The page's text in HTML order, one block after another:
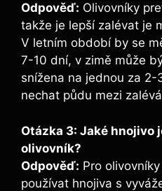
Odpověď: Olivovníky
takže je lepší zalévat je
V letním období by se
7-10 dní, v zimě může
snížena na jednou za
nechat půdu mezi
Otázka 3: Jaké hnojivo
olivovník?
Odpověď: Pro
používat hnojiva s